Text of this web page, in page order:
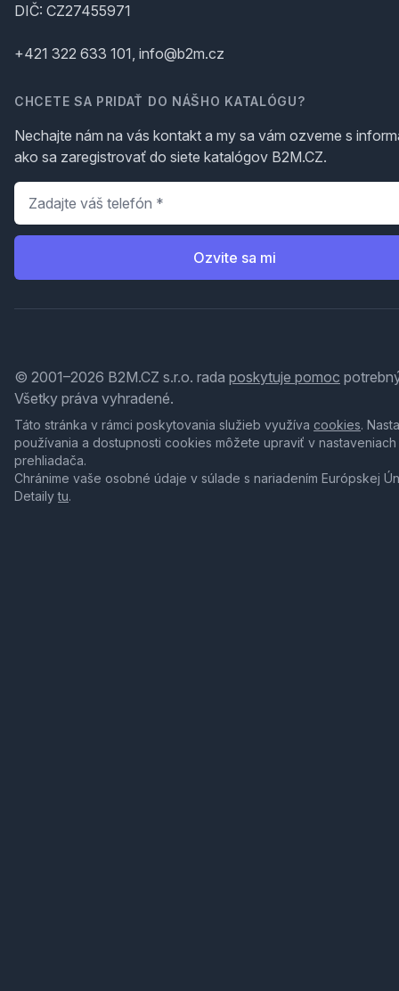
DIČ: CZ27455971
+421 322 633 101, info@b2m.cz
CHCETE SA PRIDAŤ DO NÁŠHO KATALÓGU?
Nechajte nám na vás kontakt a my sa vám ozveme s
ako sa zaregistrovať do siete katalógov B2M.CZ.
Telefón
Ozvite sa mi
© 2001–2026 B2M.CZ s.r.o. rada poskytuje pomoc
Všetky práva vyhradené.
Táto stránka v rámci poskytovania služieb využíva cookies.
používania a dostupnosti cookies môžete upraviť v nastaveniach
prehliadača.
Chránime vaše osobné údaje v súlade s nariadením Európskej
Detailytu.